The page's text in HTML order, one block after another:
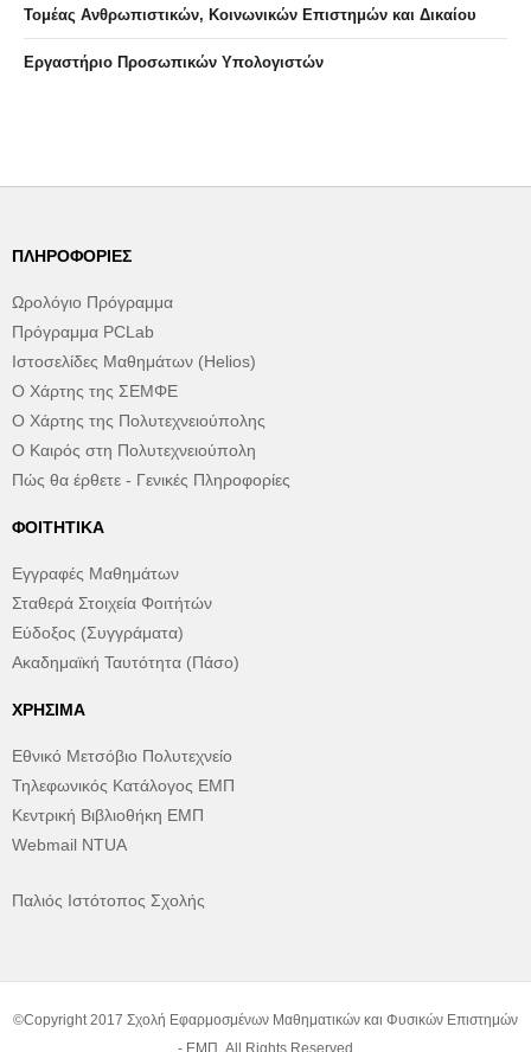
Τομέας Ανθρωπιστικών, Κοινωνικών Επιστημών και Δικαίου
Eργαστήριo Προσωπικών Υπολογιστών
ΠΛΗΡΟΦΟΡΊΕΣ
Ωρολόγιο Πρόγραμμα
Πρόγραμμα PCLab
Ιστοσελίδες Μαθημάτων (Helios)
Ο Χάρτης της ΣΕΜΦΕ
Ο Χάρτης της Πολυτεχνειούπολης
Ο Καιρός στη Πολυτεχνειούπολη
Πώς θα έρθετε - Γενικές Πληροφορίες
ΦΟΙΤΗΤΙΚΆ
Εγγραφές Μαθημάτων
Σταθερά Στοιχεία Φοιτήτών
Εύδοξος (Συγγράματα)
Ακαδημαϊκή Ταυτότητα (Πάσο)
ΧΡΉΣΙΜΑ
Εθνικό Μετσόβιο Πολυτεχνείο
Τηλεφωνικός Κατάλογος ΕΜΠ
Κεντρική Βιβλιοθήκη ΕΜΠ
Webmail NTUA
Παλιός Ιστότοπος Σχολής
©Copyright 2017 Σχολή Εφαρμοσμένων Μαθηματικών και Φυσικών Επιστημών
- ΕΜΠ. All Rights Reserved